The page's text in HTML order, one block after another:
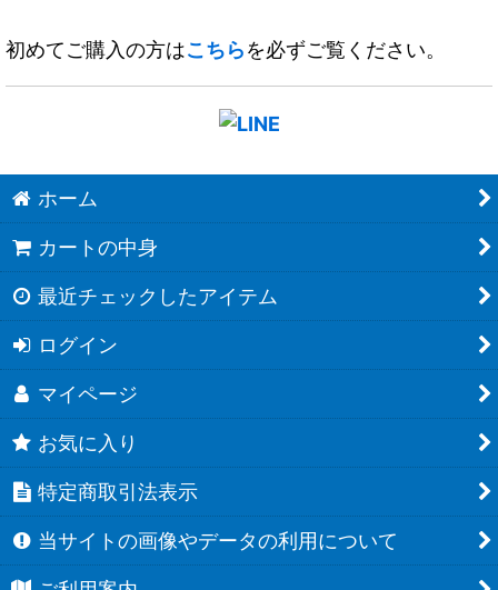
初めてご購入の方はこちらを必ずご覧ください。
ホーム
カートの中身
最近チェックしたアイテム
ログイン
マイページ
お気に入り
特定商取引法表示
当サイトの画像やデータの利用について